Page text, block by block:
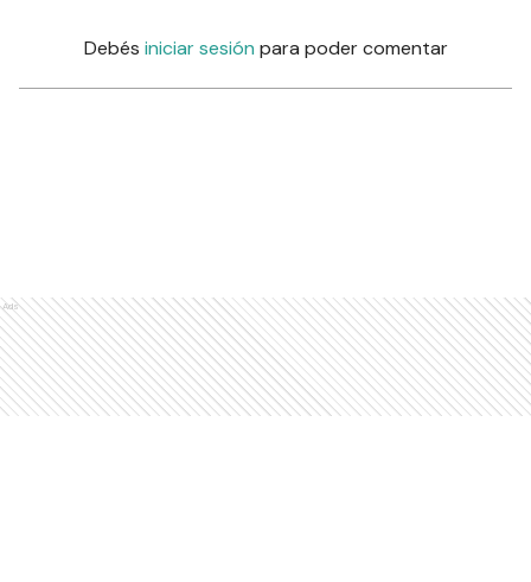
Debés iniciar sesión para poder comentar
Ads